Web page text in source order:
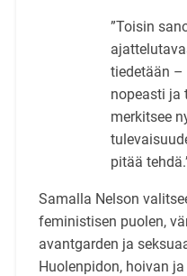
”Toisin
tiedetään –
nopeasti ja
merkitsee
pitää
Samalla Nelson
feministisen puolen,
avantgarden ja
Huolenpidon, hoivan